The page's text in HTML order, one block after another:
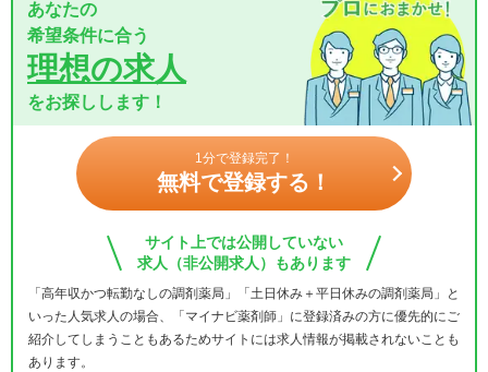
あなたの
希望条件に合う
理想の求人
をお探しします！
1分で登録完了！
無料で登録する！
サイト上では公開していない
求人（非公開求人）もあります
「高年収かつ転勤なしの調剤薬局」「土日休み＋平日休みの調剤薬局」と
いった人気求人の場合、「マイナビ薬剤師」に登録済みの方に優先的にご
紹介してしまうこともあるためサイトには求人情報が掲載されないことも
あります。